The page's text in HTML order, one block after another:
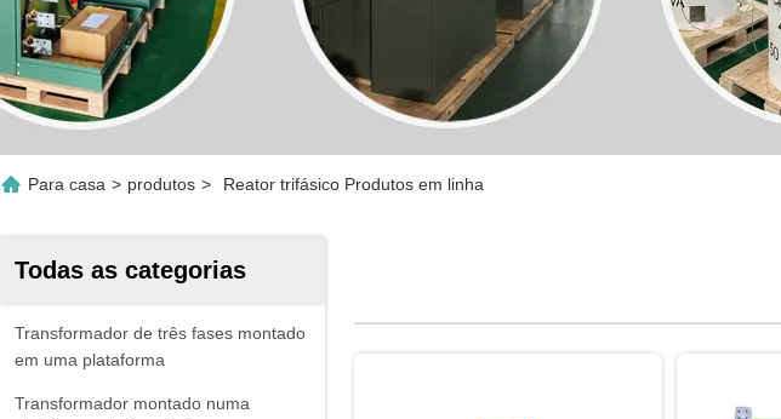
Para casa > produtos > Reator trifásico Produtos em linha
Todas as categorias
Transformador de três fases montado
em uma plataforma
Transformador montado numa